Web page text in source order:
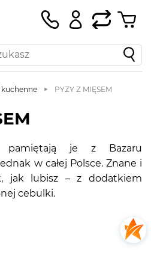
kuchenne PYZY Z MIĘSEM
pamiętają je z Bazaru
w całej Polsce. Znane i
jak lubisz – z dodatkiem
cebulki.